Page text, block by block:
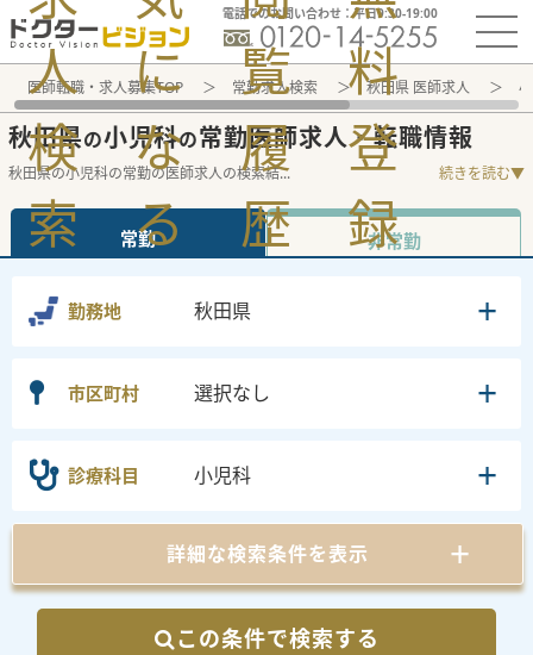
電話でのお問い合わせ：平日9:30-19:00
人
検
索
に
な
る
覧
履
歴
料
登
録
医師転職・求人募集TOP 常勤求人検索 秋田県 医師求人
秋田県の小児科の常勤医師求人・転職情報
秋田県の小児科の常勤の医師求人の検索結... 続きを読む▼
常勤 非常勤
勤務地 秋田県
市区町村 選択なし
診療科目 小児科
詳細な検索条件を表示
この条件で検索する